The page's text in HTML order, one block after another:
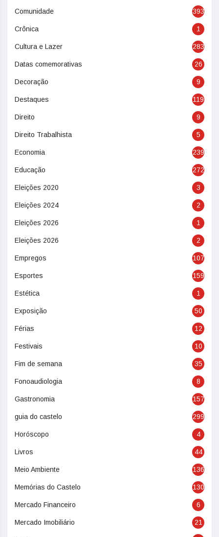
Comunidade 393
Crônica 1
Cultura e Lazer 283
Datas comemorativas 26
Decoração 9
Destaques 119
Direito 9
Direito Trabalhista 5
Economia 239
Educação 272
Eleições 2020 3
Eleições 2024 2
Eleições 2026 1
Eleições 2026 2
Empregos 107
Esportes 159
Estética 1
Exposição 50
Férias 12
Festivais 10
Fim de semana 35
Fonoaudiologia 8
Gastronomia 157
guia do castelo 299
Horóscopo 4
Livros 44
Meio Ambiente 136
Memórias do Castelo 130
Mercado Financeiro 6
Mercado Imobiliário 21